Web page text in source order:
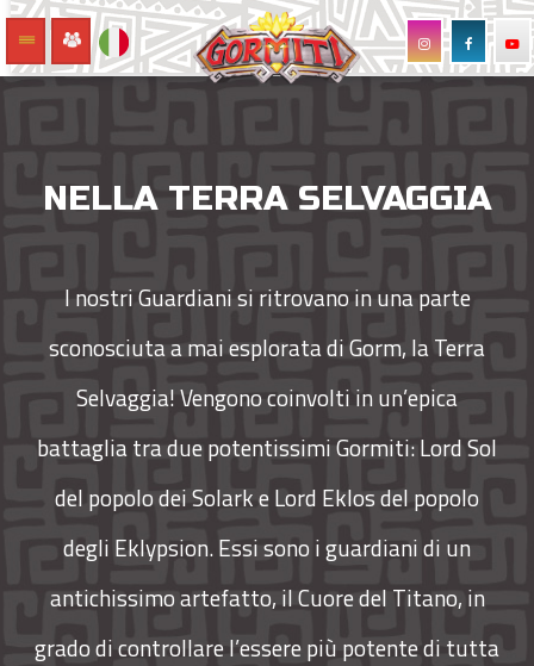
NELLA TERRA SELVAGGIA
I nostri Guardiani si ritrovano in una parte
sconosciuta a mai esplorata di Gorm, la Terra
Selvaggia! Vengono coinvolti in un’epica
battaglia tra due potentissimi Gormiti: Lord Sol
del popolo dei Solark e Lord Eklos del popolo
degli Eklypsion. Essi sono i guardiani di un
antichissimo artefatto, il Cuore del Titano, in
grado di controllare l’essere più potente di tutta